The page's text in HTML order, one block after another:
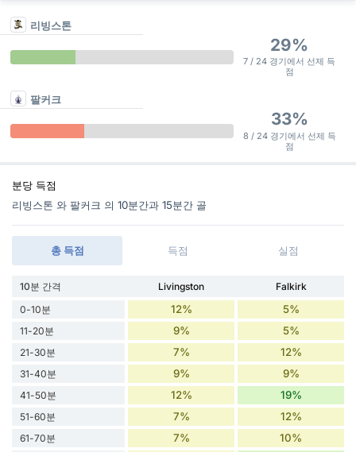
리빙스톤
29%
7 / 24 경기에서 선제 득
점
팔커크
33%
8 / 24 경기에서 선제 득
점
분당 득점
리빙스톤 와 팔커크 의 10분간과 15분간 골
총 득점 득점 실점
10분 간격 Livingston
Falkirk
0-10분
12% 5%
11-20분 9% 5%
21-30분 7% 12%
31-40분 9% 9%
41-50분 12% 19%
51-60분 7% 12%
61-70분 7% 10%